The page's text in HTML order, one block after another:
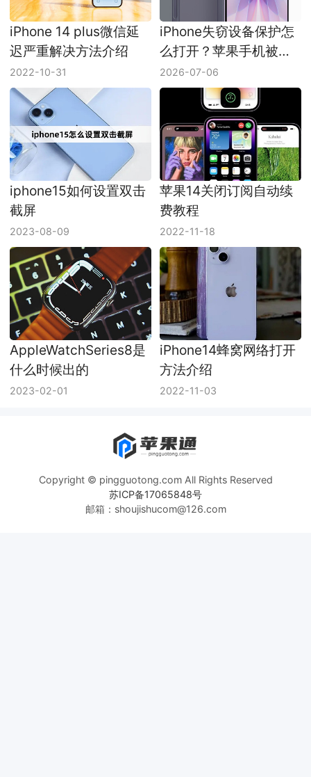
iPhone 14 plus微信延
迟严重解决方法介绍
2022-10-31
iPhone失窃设备保护怎
么打开？苹果手机被盗
保护设置方法
2026-07-06
iphone15如何设置双击
截屏
2023-08-09
苹果14关闭订阅自动续
费教程
2022-11-18
AppleWatchSeries8是
什么时候出的
2023-02-01
iPhone14蜂窝网络打开
方法介绍
2022-11-03
Copyright © pingguotong.com All Rights Reserved
苏ICP备17065848号
邮箱：shoujishucom@126.com